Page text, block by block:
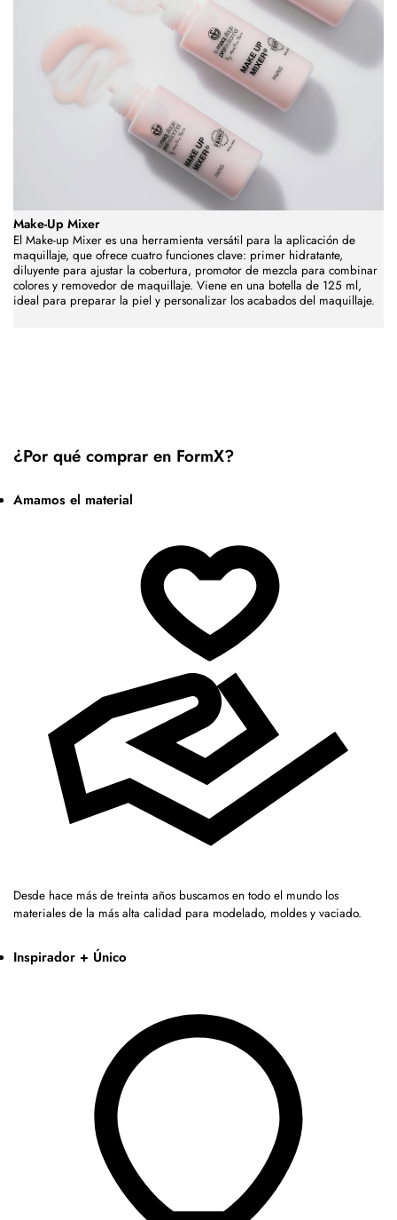
Make-Up Mixer
El Make-up Mixer es una herramienta versátil para la aplicación de
maquillaje, que ofrece cuatro funciones clave: primer hidratante,
diluyente para ajustar la cobertura, promotor de mezcla para combinar
colores y removedor de maquillaje. Viene en una botella de 125 ml,
ideal para preparar la piel y personalizar los acabados del maquillaje.
¿Por qué comprar en FormX?
Amamos el material
Desde hace más de treinta años buscamos en todo el mundo los
materiales de la más alta calidad para modelado, moldes y vaciado.
Inspirador + Único